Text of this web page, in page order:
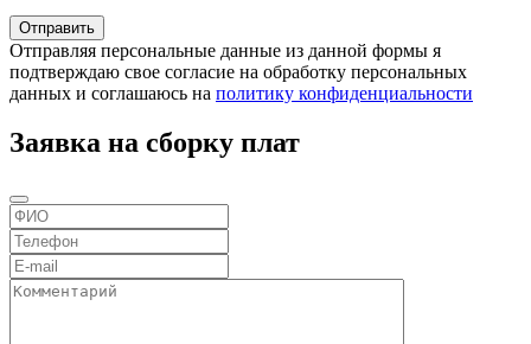
Отправляя персональные данные из данной формы я
подтверждаю свое согласие на обработку персональных
данных и соглашаюсь на политику конфиденциальности
Заявка на сборку плат